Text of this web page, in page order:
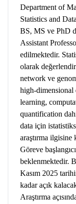
Department of
Statistics and
BS, MS ve PhD
Assistant
edilmektedir.
olarak
network ve
high-dimensional
learning,
quantification
data için
araştırma ilgisine
Göreve
beklenmektedir.
Kasım 2025
kadar açık
Araştırma